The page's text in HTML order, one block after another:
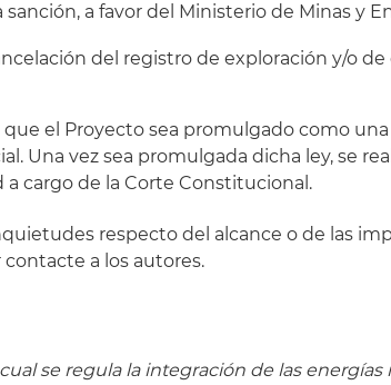
a favor del Ministerio de Minas y
del registro de exploración y/o
que el Proyecto sea promulgado como
Una vez sea promulgada dicha ley, se
cargo de la Corte Constitucional.
respecto del alcance o de las
contacte a los autores.
se regula la integración de las energías